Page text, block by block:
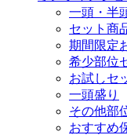
一頭・半
セット商
期間限定
希少部位
お試しセ
一頭盛り
その他部
おすすめ